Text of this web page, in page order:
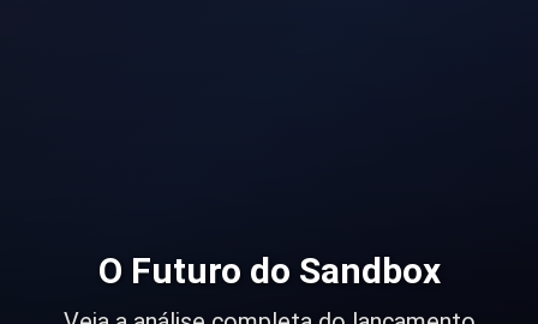
O Futuro do Sandbox